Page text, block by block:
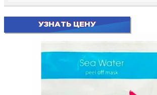
УЗНАТЬ ЦЕНУ